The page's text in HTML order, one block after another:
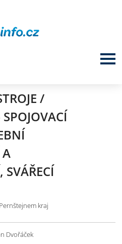
/
SVÁŘECÍ
kraj
Dvořáček